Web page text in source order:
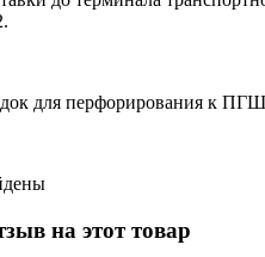
для перфорирования к
на этот товар